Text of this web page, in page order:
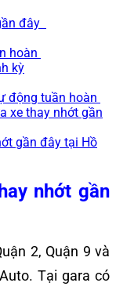
đây
hoàn
kỳ
động tuần hoàn
xe thay nhớt gần
gần đây tại Hồ
nhớt gần
2, Quận 9 và
Tại gara có